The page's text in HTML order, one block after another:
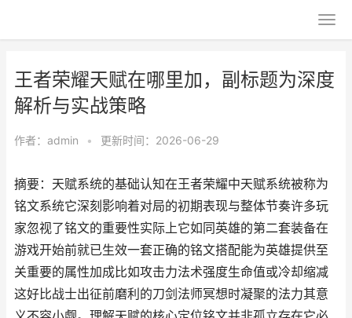
王者荣耀天赋在哪里加，副标题为深度
解析与实战策略
作者： admin • 更新时间：2026-06-29
摘要：天赋系统的基础认知在王者荣耀中天赋系统被称为
铭文系统它深刻影响着对局的初期表现与整体节奏许多玩
家忽视了铭文的重要性实际上它如同英雄的第二套装备在
游戏开始前就已生效一套正确的铭文搭配能为英雄提供至
关重要的属性加成比如攻击力法术强度生命值或冷却缩减
这好比战士出征前磨利的刀剑法师冥想时凝聚的法力其意